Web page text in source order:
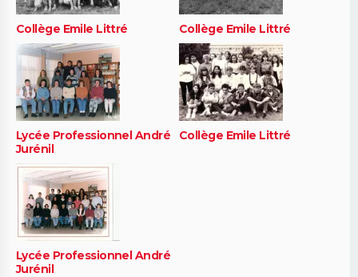
Collège Emile Littré Collège Emile Littré
Lycée Professionnel André
Jurénil
Collège Emile Littré
Lycée Professionnel André
Jurénil